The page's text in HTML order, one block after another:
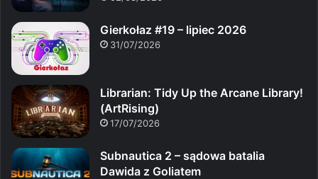
Gierkołaz #19 – lipiec 2026
31/07/2026
Librarian: Tidy Up the Arcane Library!
(ArtRising)
17/07/2026
Subnautica 2 – sądowa batalia
Dawida z Goliatem